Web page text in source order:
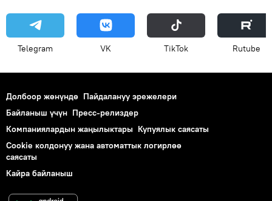
Telegram VK ТikТоk Rutube
Долбоор жөнүндө Пайдалануу эрежелери
Байланыш үчүн Пресс-релиздер
Компаниялардын жаңылыктары Купуялык саясаты
Cookie колдонуу жана автоматтык логирлөө
саясаты
Кайра байланыш